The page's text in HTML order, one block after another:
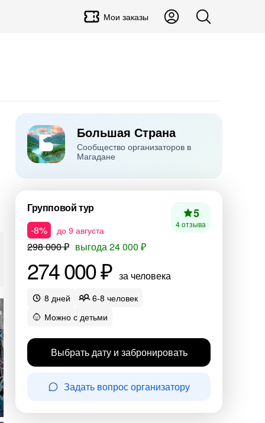
Мои заказы
Большая Страна
Сообщество организаторов в
Магадане
Групповой тур
-8%
до 9 августа
298 000 ₽ выгода 24 000 ₽
274 000 ₽ за человека
5
4 отзыва
8 дней
6-8 человек
Можно с детьми
Выбрать дату и забронировать
Задать вопрос организатору